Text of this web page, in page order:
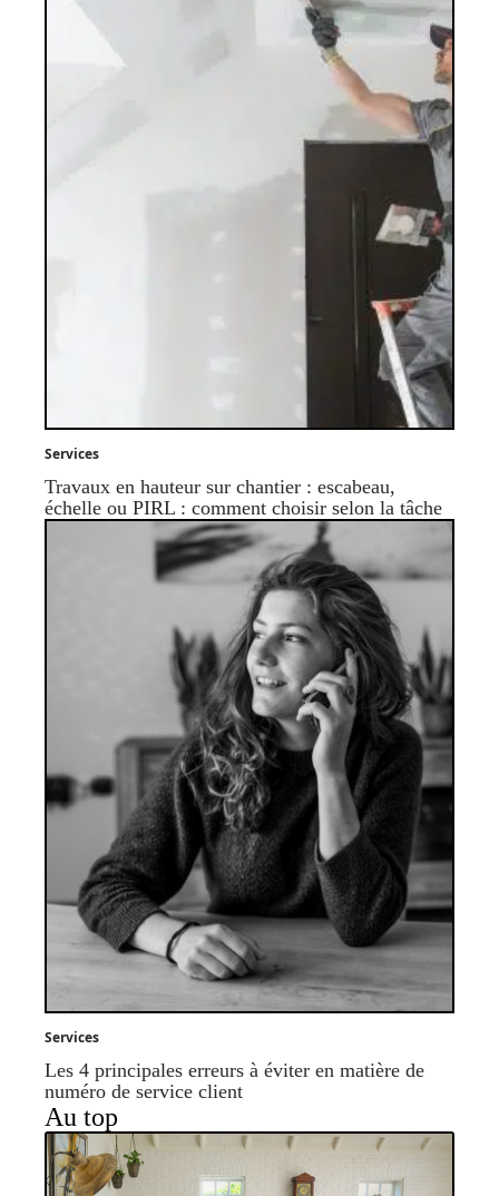
Services
Travaux en hauteur sur chantier : escabeau,
échelle ou PIRL : comment choisir selon la tâche
Services
Les 4 principales erreurs à éviter en matière de
numéro de service client
Au top